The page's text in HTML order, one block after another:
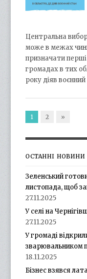
Центральна
може в межах
призначати
громадах в тих
року діяв
1 2 »
ОСТАННІ НОВИНИ
Зеленський
листопада, щоб
27.11.2025
У селі на
27.11.2025
У громаді
зварювальником
18.11.2025
Бізнес взявся